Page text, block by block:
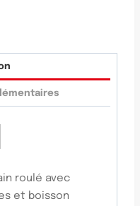
roulé avec
et boisson